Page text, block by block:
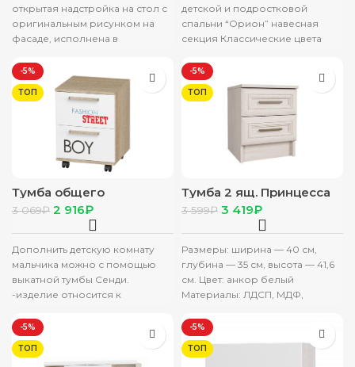
открытая надстройка на стол с
оригинальным рисунком на
фасаде, исполнена в
Изготовлена из качественного
ЛДСП,
детской и подростковой
спальни “Орион” навесная
секция Классические цвета
изображениями городов
мира, нанесенными
-5%
ТОП
Тумба общего
назначения “Сенди”
ТБ-07 сонома (мальчик)
3 069₽ 2 916₽
Дополнить детскую комнату
мальчика можно с помощью
выкатной тумбы Сенди.
-изделие относится к
серии, -модель выполнена из
ЛДСП,
-5%
ТОП
Тумба 2 ящ. Принцесса
(ЦРК.ПРН.03) анкор
белый
3 599₽ 3 419₽
Размеры: ширина — 40 см,
глубина — 35 см, высота — 41,6
см. Цвет: анкор белый
Материалы: ЛДСП, МДФ,
-5%
ТОП
-5%
ТОП